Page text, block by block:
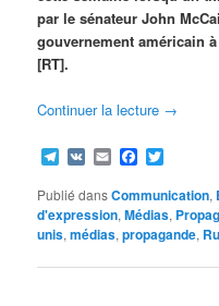
par le sénateur John
gouvernement américain
[RT].
Continuer la lecture →
Telegram
VK EmailFacebook
Publié dansCommunication,
d'expression,Médias,
unis,médias,propagande,